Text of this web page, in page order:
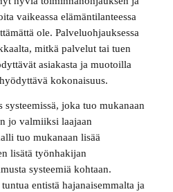
vaikeassa elämäntilanteessa
ole. Palveluohjauksessa
mitkä palvelut tai tuen
asiakasta ja muotoilla
kokonaisuus.
joka tuo mukanaan
jo valmiiksi laajaan
tuo mukanaan lisää
lisätä työnhakijan
systeemiä kohtaan.
entistä hajanaisemmalta ja